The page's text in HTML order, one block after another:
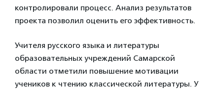
контролировали процесс. Анализ результатов
проекта позволил оценить его эффективность.
Учителя русского языка и литературы
образовательных учреждений Самарской
области отметили повышение мотивации
учеников к чтению классической литературы. У